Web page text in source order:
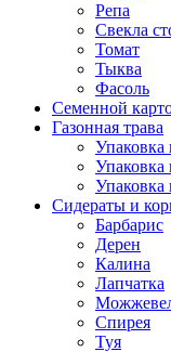
Репа
Свекла
Томат
Тыква
Фасоль
Семенной
Газонная трава
Упаковка
Упаковка
Упаковка
Сидераты и
Барбарис
Дерен
Калина
Лапчатка
Спирея
Туя